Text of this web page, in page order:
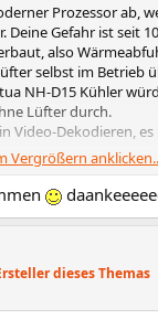
Prozessor ab,
Deine Gefahr ist seit
also
selbst im Betrieb
NH-D15 Kühler
Lüfter durch.
Video-Dekodieren,
mach einfach,
Vergrößern
dieses Themas